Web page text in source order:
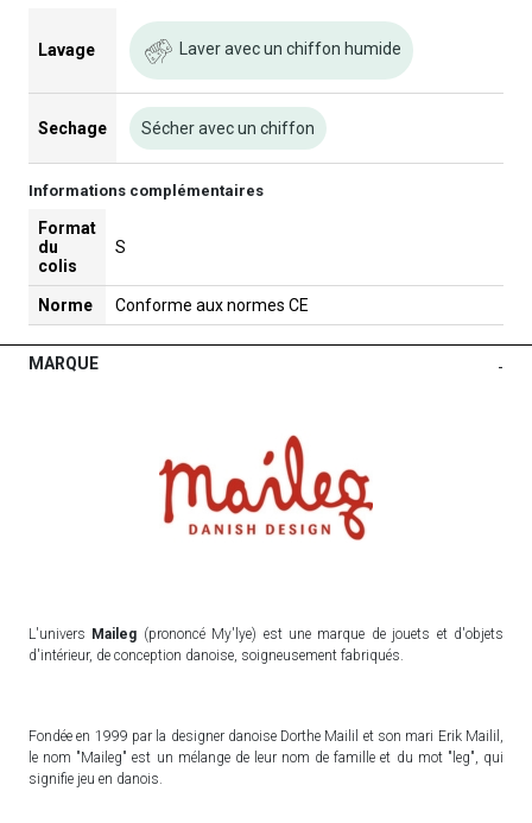
Lavage Laver avec un chiffon humide
Sechage Sécher avec un chiffon
Informations complémentaires
Format
du
colis
S
Norme Conforme aux normes CE
MARQUE -
L'univers Maileg (prononcé My'lye) est une marque de jouets et d'objets
d'intérieur, de conception danoise, soigneusement fabriqués.
Fondée en 1999 par la designer danoise Dorthe Mailil et son mari Erik Mailil,
le nom "Maileg" est un mélange de leur nom de famille et du mot "leg", qui
signifie jeu en danois.